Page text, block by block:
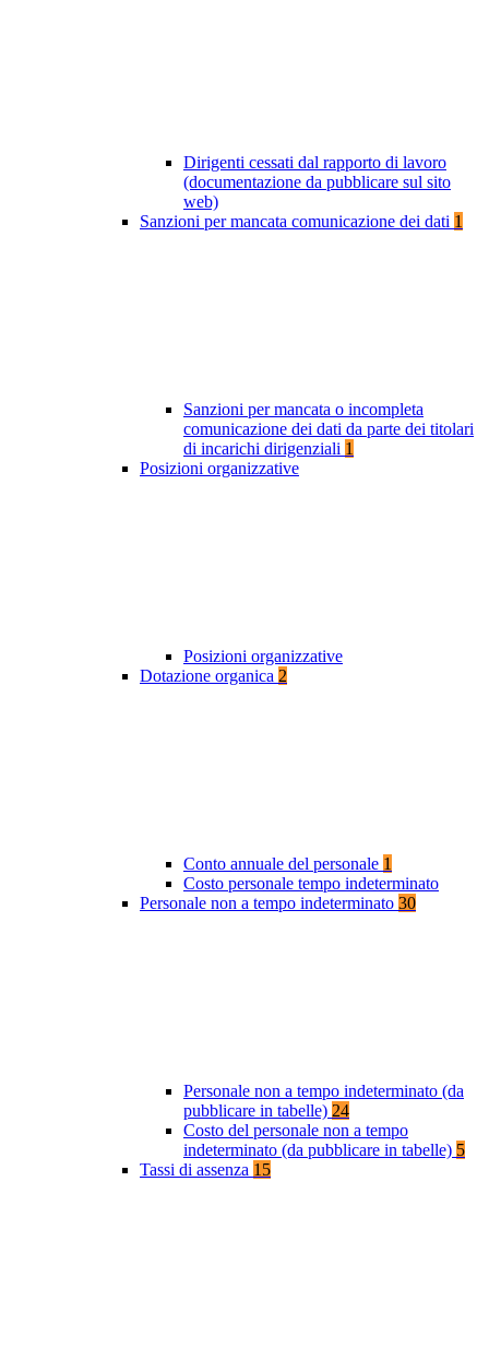
Dirigenti cessati dal rapporto di lavoro
(documentazione da pubblicare sul sito
web)
Sanzioni per mancata comunicazione dei dati 1
Sanzioni per mancata o incompleta
comunicazione dei dati da parte dei titolari
di incarichi dirigenziali 1
Posizioni organizzative
Posizioni organizzative
Dotazione organica 2
Conto annuale del personale 1
Costo personale tempo indeterminato
Personale non a tempo indeterminato 30
Personale non a tempo indeterminato (da
pubblicare in tabelle) 24
Costo del personale non a tempo
indeterminato (da pubblicare in tabelle) 5
Tassi di assenza 15